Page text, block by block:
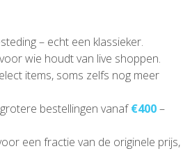
– echt een klassieker.
wie houdt van live shoppen.
items, soms zelfs nog meer
bestellingen vanaf€400–
een fractie van de originele prijs,